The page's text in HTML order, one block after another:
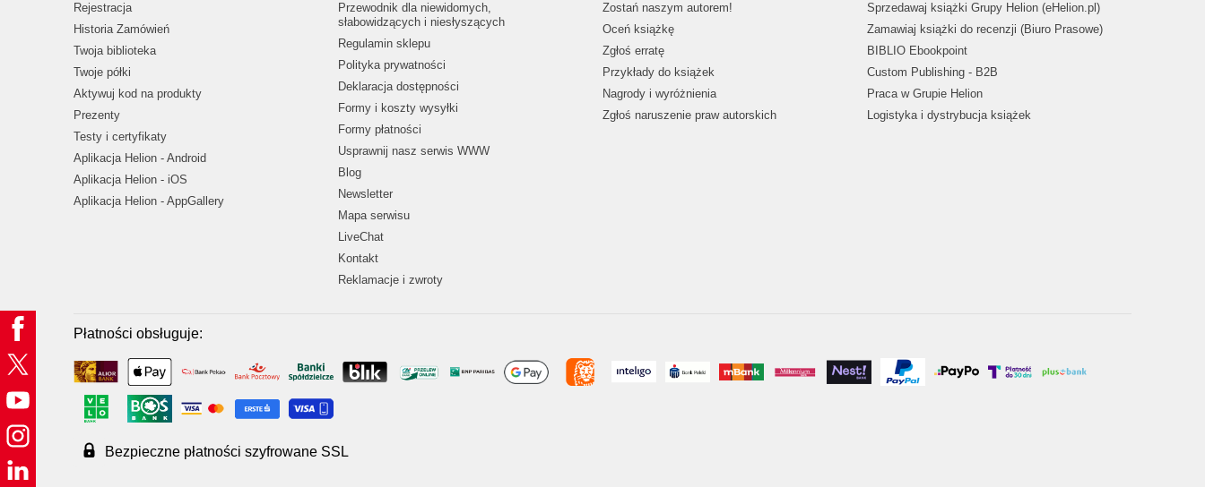
Rejestracja
Historia Zamówień
Twoja biblioteka
Twoje półki
Aktywuj kod na produkty
Prezenty
Testy i certyfikaty
Aplikacja Helion - Android
Aplikacja Helion - iOS
Aplikacja Helion - AppGallery
Przewodnik dla niewidomych,
słabowidzących i niesłyszących
Regulamin sklepu
Polityka prywatności
Deklaracja dostępności
Formy i koszty wysyłki
Formy płatności
Usprawnij nasz serwis WWW
Blog
Newsletter
Mapa serwisu
LiveChat
Kontakt
Reklamacje i zwroty
Zostań naszym autorem!
Oceń książkę
Zgłoś erratę
Przykłady do książek
Nagrody i wyróżnienia
Zgłoś naruszenie praw autorskich
Sprzedawaj książki Grupy Helion (eHelion.pl)
Zamawiaj książki do recenzji (Biuro Prasowe)
BIBLIO Ebookpoint
Custom Publishing - B2B
Praca w Grupie Helion
Logistyka i dystrybucja książek
Płatności obsługuje:
Bezpieczne płatności szyfrowane SSL